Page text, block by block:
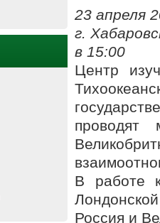
23 апреля
г.
в 15:00
Центр
В работе
Россия и